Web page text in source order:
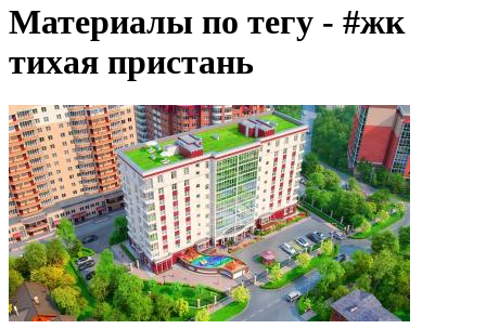
Материалы по тегу - #жк
тихая пристань